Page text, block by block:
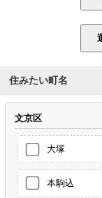
住みたい町名
文京区
大塚
本駒込